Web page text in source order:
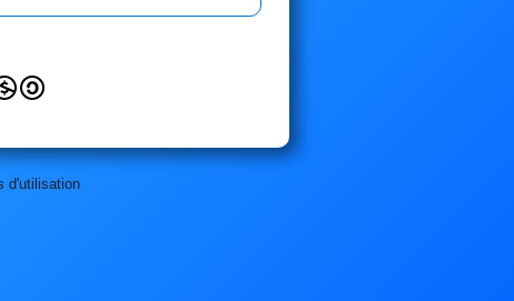
d'utilisation